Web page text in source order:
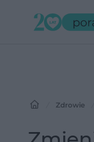
Zdrowie